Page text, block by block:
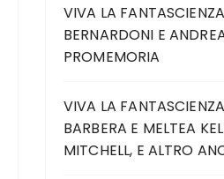
VIVA LA
BERNARDONI E
PROMEMORIA
VIVA LA
BARBERA E MELTEA
MITCHELL, E ALTRO